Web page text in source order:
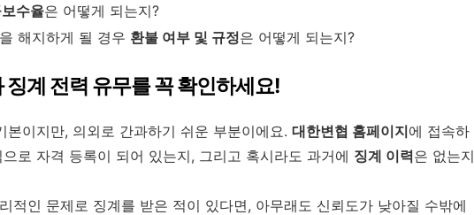
수율은 어떻게 되는지?
해지하게 될 경우 환불 여부 및 규정은 어떻게 되는지?
징계 전력 유무를 꼭 확인하세요!
본이지만, 의외로 간과하기 쉬운 부분이에요. 대한변협 홈페이지에 접속하
로 자격 등록이 되어 있는지, 그리고 혹시라도 과거에 징계 이력은 없는지
적인 문제로 징계를 받은 적이 있다면, 아무래도 신뢰도가 낮아질 수밖에